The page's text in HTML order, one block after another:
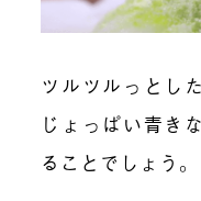
ツルツルっとし
じょっぱい青き
ることでしょう。